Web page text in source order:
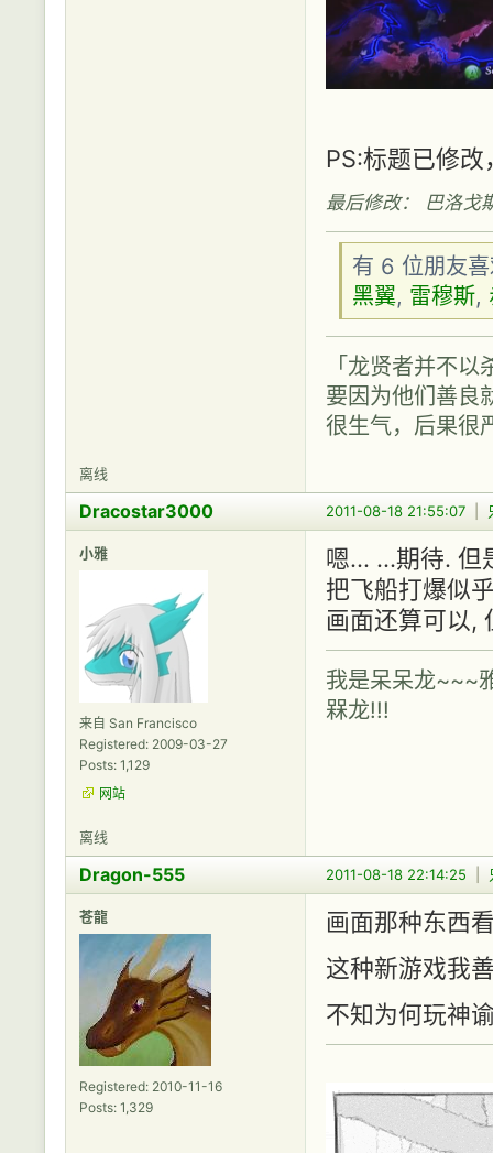
PS:标题已修
最后修改： 巴洛
有 6 位朋友
黑翼, 雷穆斯,
「龙贤者并不
要因为他们善良
很生气，后果很
离线
2011-08-18 21:55:07
Dracostar3000
小雅
来自 San Francisco
Registered: 2009-03-27
Posts: 1,129
网站
嗯... ...期待. 但
把飞船打爆似
画面还算可以,
我是呆呆龙~~~
槑龙!!!
离线
2011-08-18 22:14:25
Dragon-555
苍龍
Registered: 2010-11-16
Posts: 1,329
画面那种东西
这种新游戏我
不知为何玩神